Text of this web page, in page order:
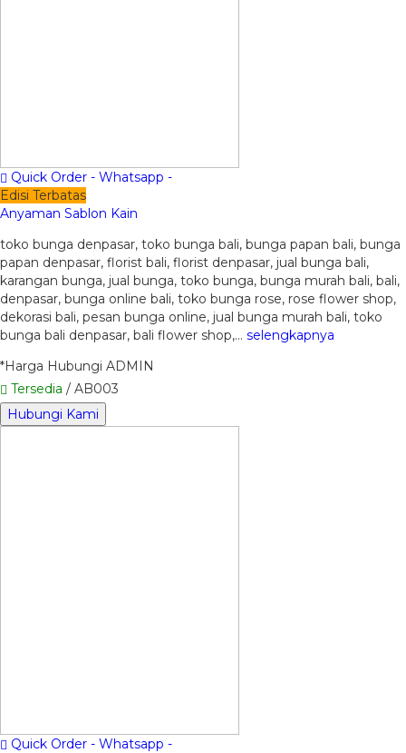
Quick Order - Whatsapp -
Edisi Terbatas
Anyaman Sablon Kain
toko bunga denpasar, toko bunga bali, bunga papan bali, bunga
papan denpasar, florist bali, florist denpasar, jual bunga bali,
karangan bunga, jual bunga, toko bunga, bunga murah bali, bali,
denpasar, bunga online bali, toko bunga rose, rose flower shop,
dekorasi bali, pesan bunga online, jual bunga murah bali, toko
bunga bali denpasar, bali flower shop,… selengkapnya
*Harga Hubungi ADMIN
Tersedia / AB003
Hubungi Kami
Quick Order - Whatsapp -